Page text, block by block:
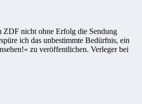
ZDF nicht ohne Erfolg die Sendung
ich das unbestimmte Bedürfnis, ein
zu veröffentlichen. Verleger bei